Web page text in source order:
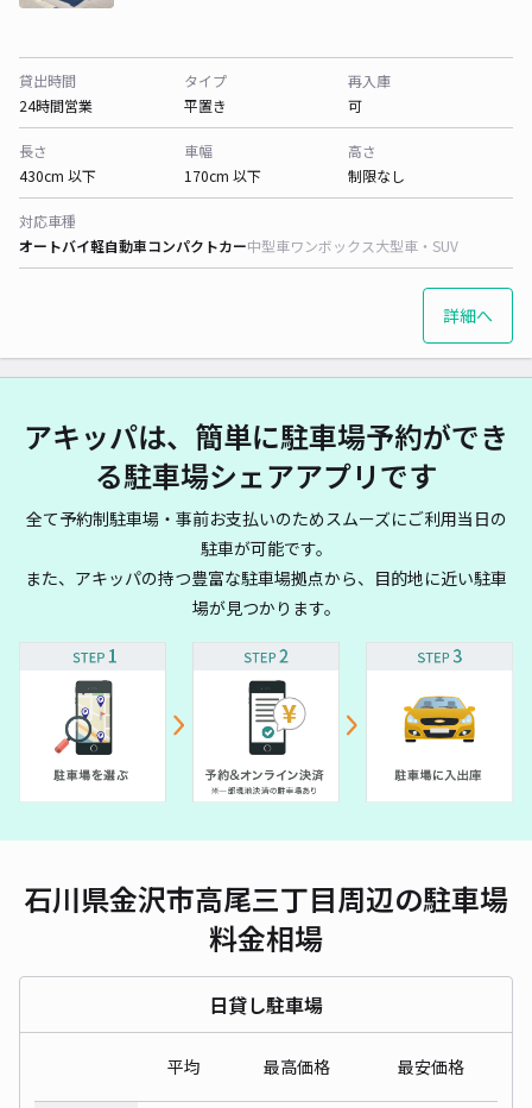
貸出時間
24時間営業
タイプ
平置き
再入庫
可
長さ
430cm 以下
車幅
170cm 以下
高さ
制限なし
対応車種
オートバイ軽自動車コンパクトカー中型車ワンボックス大型車・SUV
詳細へ
アキッパは、簡単に駐車場予約ができ
る駐車場シェアアプリです
全て予約制駐車場・事前お支払いのためスムーズにご利用当日の
駐車が可能です。
また、アキッパの持つ豊富な駐車場拠点から、目的地に近い駐車
場が見つかります。
石川県金沢市高尾三丁目周辺の駐車場
料金相場
日貸し駐車場
平均 最高価格 最安価格